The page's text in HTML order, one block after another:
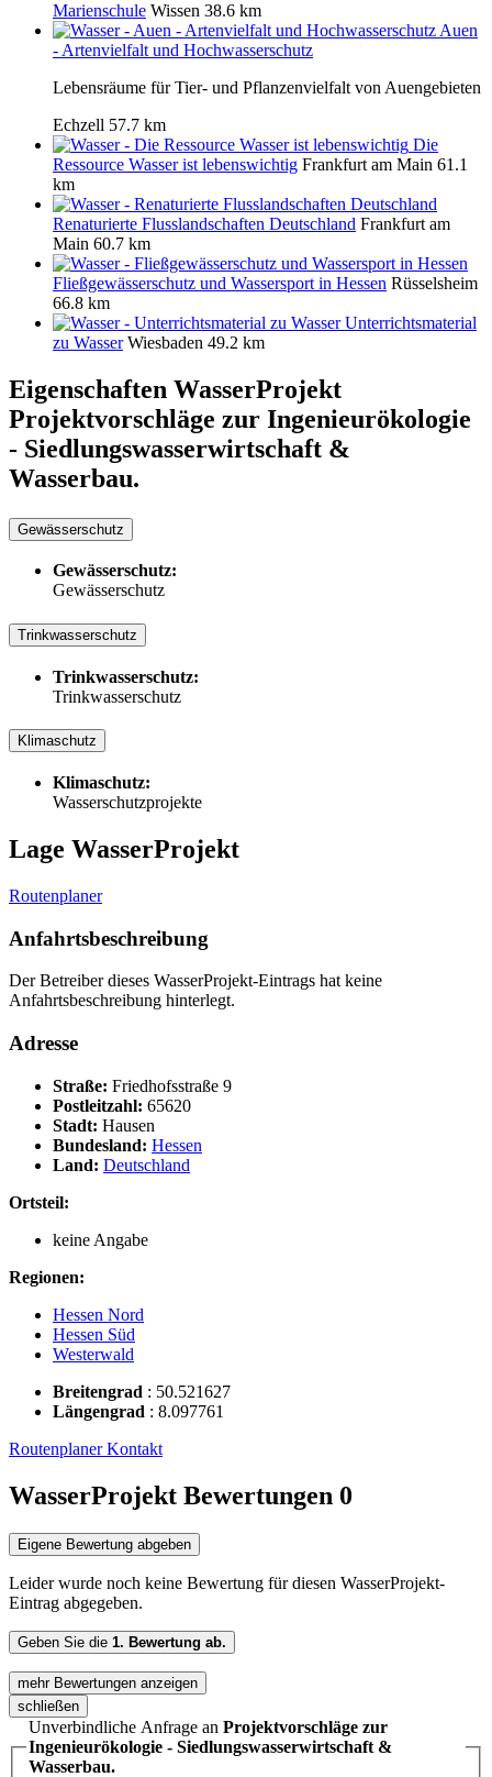
Marienschule Wissen 38.6 km
Auen
- Artenvielfalt und Hochwasserschutz
Lebensräume für Tier- und Pflanzenvielfalt von Auengebieten
Echzell 57.7 km
Die
Ressource Wasser ist lebenswichtig Frankfurt am Main 61.1
km
Renaturierte Flusslandschaften Deutschland Frankfurt am
Main 60.7 km
Fließgewässerschutz und Wassersport in Hessen Rüsselsheim
66.8 km
Unterrichtsmaterial
zu Wasser Wiesbaden 49.2 km
Eigenschaften WasserProjekt
Projektvorschläge zur Ingenieurökologie
- Siedlungswasserwirtschaft &
Wasserbau.
Gewässerschutz
Gewässerschutz:
Gewässerschutz
Trinkwasserschutz
Trinkwasserschutz:
Trinkwasserschutz
Klimaschutz
Klimaschutz:
Wasserschutzprojekte
Lage WasserProjekt
Routenplaner
Anfahrtsbeschreibung
Der Betreiber dieses WasserProjekt-Eintrags hat keine
Anfahrtsbeschreibung hinterlegt.
Adresse
Straße: Friedhofsstraße 9
Postleitzahl: 65620
Stadt: Hausen
Bundesland: Hessen
Land: Deutschland
Ortsteil:
keine Angabe
Regionen:
Hessen Nord
Hessen Süd
Westerwald
Breitengrad : 50.521627
Längengrad : 8.097761
RoutenplanerKontakt
WasserProjekt Bewertungen 0
Eigene Bewertung abgeben
Leider wurde noch keine Bewertung für diesen WasserProjekt-
Eintrag abgegeben.
Geben Sie die 1. Bewertung ab.
mehr Bewertungen anzeigen
schließen
Unverbindliche Anfrage an Projektvorschläge zur
Ingenieurökologie - Siedlungswasserwirtschaft &
Wasserbau.